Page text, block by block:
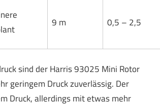
9 m 0,5 – 2,5
sind der Harris 93025 Mini Rotor
geringem Druck zuverlässig. Der
Druck, allerdings mit etwas mehr